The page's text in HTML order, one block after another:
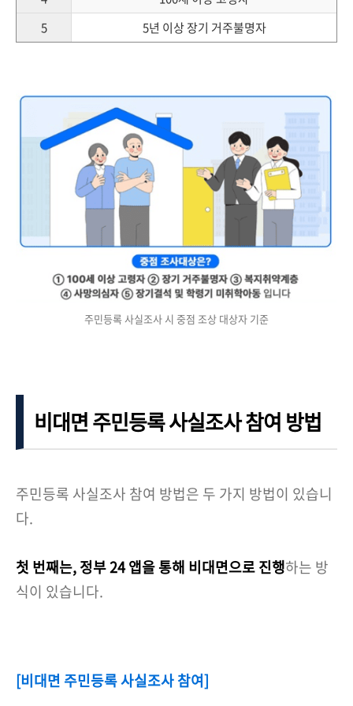
5
5년 이상 장기 거주불명자
주민등록 사실조사 시 중점 조상 대상자 기준
비대면 주민등록 사실조사 참여 방법
주민등록 사실조사 참여 방법은 두 가지 방법이 있습니
다.
첫 번째는, 정부 24 앱을 통해 비대면으로 진행하는 방
식이 있습니다.
[비대면 주민등록 사실조사 참여]